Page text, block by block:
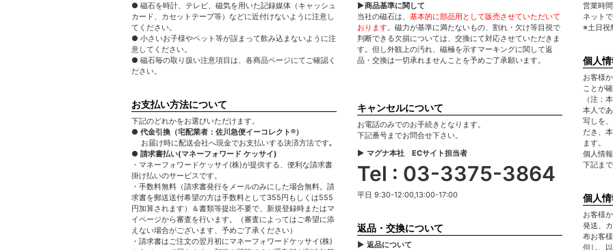
● 磁石を時計、テレビ、磁気を用いた記録媒体（キャッシュ
カード、カセットテープ等）などに近付けないように注意し
てください。
● 小さいお子様やペット等が誤まって飲み込まないように注
意してください。
● 磁石毎の取り扱い注意項目は、各商品ページにてご確認く
ださい。
お支払い方法について
下記のどれかをお選びいただけます。
● 代金引換（宅配業者：佐川急便イーコレクト®）
お届け時に配送会社へ現金でお支払いする決済方法です｡
● 請求書払い(マネーフォワード ケッサイ)
・マネーフォワードケッサイ(株)が提供する、便利な請求書
掛け払いのサービスです。
・手数料無料（請求書発行をメールのみにした場合無料。請
求書を郵送送付希望の方は手数料として355円もしくは555
円加算されます）＆書類等提出不要で、新規登録時またはマ
イページから審査を行います。（審査によってはご希望に添
えない場合がございます、予めご了承ください）
・請求書はご注文の翌月初にマネーフォワードケッサイ(株)
▶商品基準に関して
当社の磁石は、 基本的に部品用として販売させていただいて
おります。磁力が基準に満たないもの、割れ・欠け等目視で
判断できる欠損については、交換にて対応させていただきま
す。但し外観上の汚れ、磁極を示すマーキングに関して返
品・交換は一切承れませんことを予めご了承願います。
キャンセルについて
お電話のみでのお手続きとなります。
下記番号までお問合せ下さい。
▶ マグナ本社 ECサイト担当者
Tel : 03-3375-3864
平日 9:30-12:00,13:00-17:00
返品・交換について
▶ 返品について
営業時
ネット
※土日祝
個人
お客様
ことが
（注：
本人で
写しを
だき、
ます。
個人情
下記ま
個人
お客様
発送、
布お客
但し、